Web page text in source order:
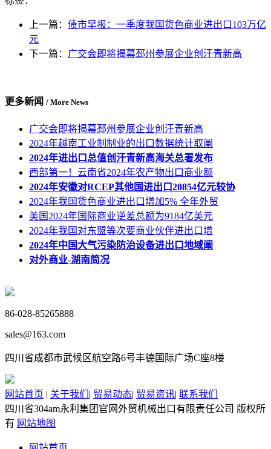
上一篇： 债市早报：一季度我国货色商业进出口103万亿
元
下一篇： 广交会即将揭幕邳州参展企业创汗青新高
更多新闻 / More News
广交会即将揭幕邳州参展企业创汗青新高
2024年越南工业制制业的出口数据统计取阐
2024年进出口总值创汗青新高海关总署发布
西部第一！云南省2024年农产物出口商业额
2024年安徽对RCEP其他国进出口20854亿元较协
2024年我国货色商业进出口增加5% 全年外贸
美国2024年国际商业逆差总额为9184亿美元
2024年我国对东盟等次要商业伙伴进出口增
2024年中国大气污染防治设备进出口地域阐
对外商业-湖南简况
86-028-85265888
sales@163.com
四川省成都市武候区航空路6号丰德国际广场C座8楼
网站首页 | 关于我们 | 贸易动态| 贸易资讯| 联系我们
四川省304am永利集团官网外贸机械出口有限责任公司 版权所
有 网站地图